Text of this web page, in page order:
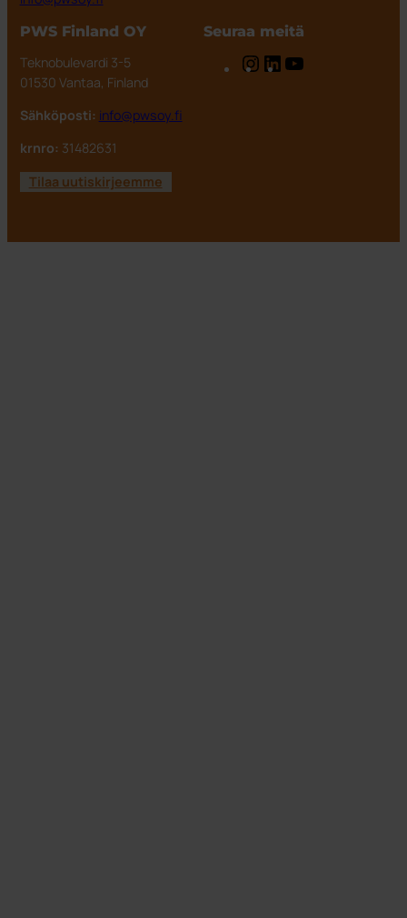
PWS Finland OY
Teknobulevardi 3-5
01530 Vantaa, Finland
Sähköposti: info@pwsoy.fi
krnro: 31482631
Seuraa meitä
Instagram
LinkedIn
Tilaa uutiskirjeemme